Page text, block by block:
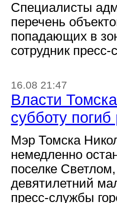
Специалисты
перечень
попадающих в
сотрудник
16.08 21:47
Власти
субботу
Мэр Томска
немедленно
поселке
девятилетний
пресс-службы